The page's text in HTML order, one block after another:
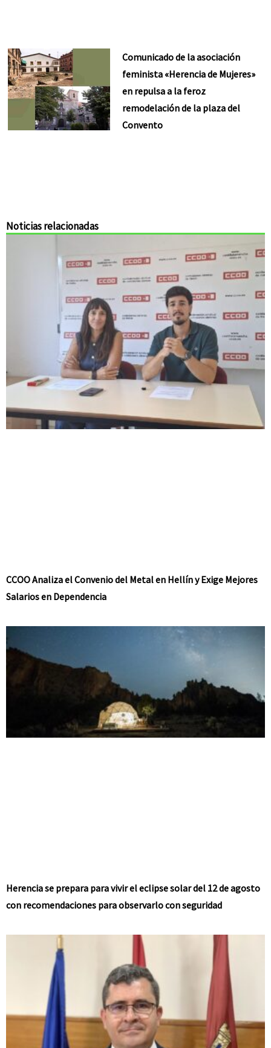
Comunicado de la asociación
feminista «Herencia de Mujeres»
en repulsa a la feroz
remodelación de la plaza del
Convento
Noticias relacionadas
CCOO Analiza el Convenio del Metal en Hellín y Exige Mejores
Salarios en Dependencia
Herencia se prepara para vivir el eclipse solar del 12 de agosto
con recomendaciones para observarlo con seguridad